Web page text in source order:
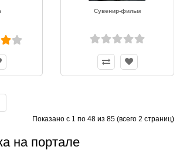
Сувенир-фильм
Показано с 1 по 48 из 85 (всего 2 страниц)
на портале